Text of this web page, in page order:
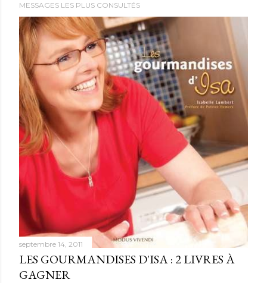
r
u
n
c
o
m
m
e
n
t
a
i
r
e
MESSAGES LES PLUS CONSULTÉS
septembre 14, 2011
LES GOURMANDISES D'ISA : 2 LIVRES À
GAGNER